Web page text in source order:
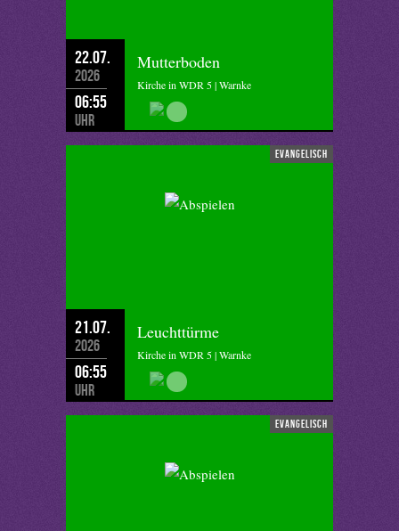
22.07.
2026
06:55
Uhr
Mutterboden
Kirche in WDR 5 | Warnke
evangelisch
21.07.
2026
06:55
Uhr
Leuchttürme
Kirche in WDR 5 | Warnke
evangelisch